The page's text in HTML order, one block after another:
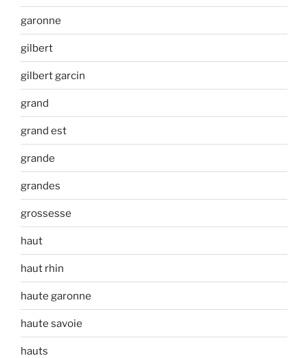
garonne
gilbert
gilbert garcin
grand
grand est
grande
grandes
grossesse
haut
haut rhin
haute garonne
haute savoie
hauts